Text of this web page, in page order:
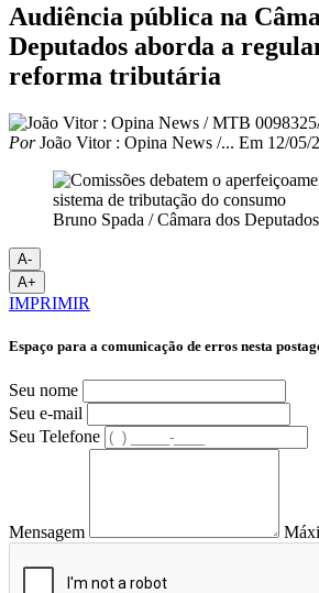
Audiência pública na
Deputados aborda a
reforma tributária
PorJoão Vitor : Opina News /... Em 12/05/
Bruno Spada / Câmara dos Deputados
A-
A+
IMPRIMIR
Espaço para a comunicação de erros nesta
Seu nome
Seu e-mail
Seu Telefone
Mensagem